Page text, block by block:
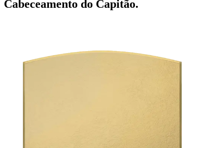
Cabeceamento do Capitão.